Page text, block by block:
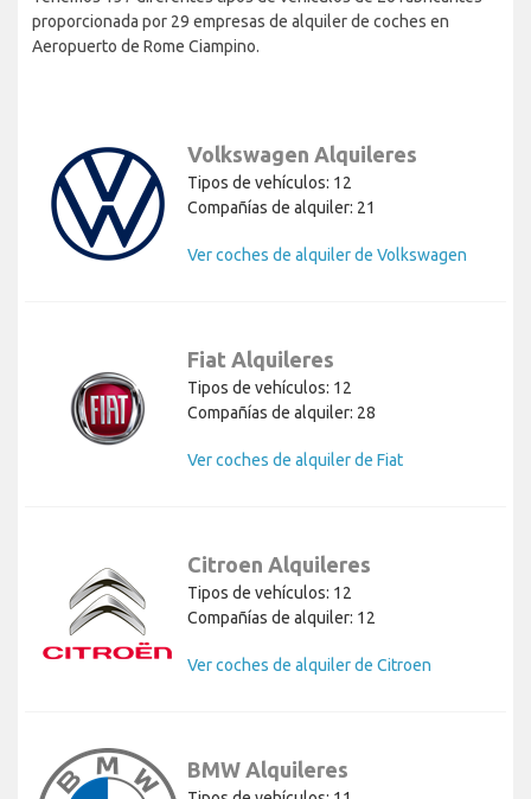
proporcionada por 29 empresas de alquiler de coches en
Aeropuerto de Rome Ciampino.
Volkswagen Alquileres
Tipos de vehículos: 12
Compañías de alquiler: 21
Ver coches de alquiler de Volkswagen
Fiat Alquileres
Tipos de vehículos: 12
Compañías de alquiler: 28
Ver coches de alquiler de Fiat
Citroen Alquileres
Tipos de vehículos: 12
Compañías de alquiler: 12
Ver coches de alquiler de Citroen
BMW Alquileres